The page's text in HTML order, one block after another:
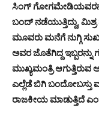
ಸಿಂಗ್
ಬಂದ್ ನಡೆಯುತ್ತಿದ್ದು,
ಮೂವರು ಮನೆಗೆ ನುಗ್ಗಿ
ಅವರ ಜೊತೆಗಿದ್ದ
ಮುಖ್ಯಮಂತ್ರಿ
ಎಲ್ಲೆಡೆ ಬಿಗಿ ಬಂದೋಬಸ್ತು
ರಾಜಕೀಯ ಮಾಡುತ್ತಿದೆ